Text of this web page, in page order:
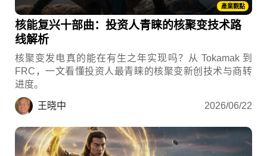
產業觀點
核能复兴十部曲：投资人青睐的核聚变技术路
线解析
核聚变发电真的能在有生之年实现吗？从 Tokamak 到
FRC，一文看懂投资人最青睐的核聚变新创技术与商转
进度。
王晓中 2026/06/22